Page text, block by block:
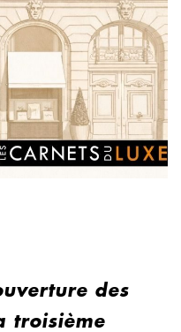
des
troisième